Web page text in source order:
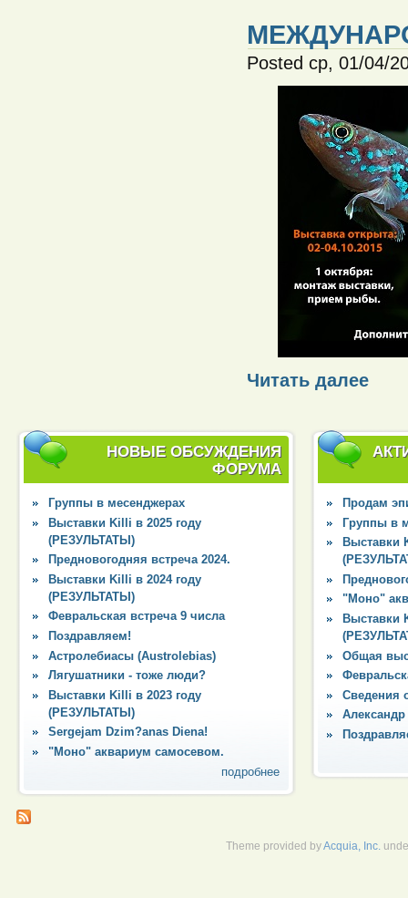
Posted ср, 01/04/
Читать далее
НОВЫЕ ОБСУЖДЕНИЯ
ФОРУМА
Группы в месенджерах
Выставки Killi в 2025 году
(РЕЗУЛЬТАТЫ)
Предновогодняя встреча 2024.
Выставки Killi в 2024 году
(РЕЗУЛЬТАТЫ)
Февральская встреча 9 числа
Поздравляем!
Астролебиасы (Austrolebias)
Лягушатники - тоже люди?
Выставки Killi в 2023 году
(РЕЗУЛЬТАТЫ)
Sergejam Dzim?anas Diena!
"Моно" аквариум самосевом.
подробнее
Продам
Группы в
Выставки
"Моно"
Выставки
Общая
Сведения
Theme provided byAcquia, Inc.